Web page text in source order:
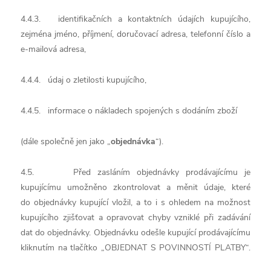
4.4.3. identifikačních a kontaktních údajích kupujícího,
zejména jméno, příjmení, doručovací adresa, telefonní číslo a
e-mailová adresa,
4.4.4. údaj o zletilosti kupujícího,
4.4.5. informace o nákladech spojených s dodáním zboží
(dále společně jen jako „objednávka“).
4.5. Před zasláním objednávky prodávajícímu je
kupujícímu umožněno zkontrolovat a měnit údaje, které
do objednávky kupující vložil, a to i s ohledem na možnost
kupujícího zjišťovat a opravovat chyby vzniklé při zadávání
dat do objednávky. Objednávku odešle kupující prodávajícímu
kliknutím na tlačítko „OBJEDNAT S POVINNOSTÍ PLATBY“.